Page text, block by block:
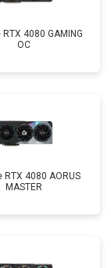
RTX 4080 GAMING
OC
RTX 4080 AORUS
MASTER